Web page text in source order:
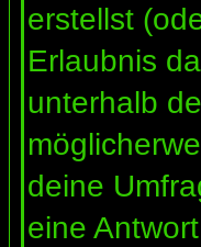
erstellst
Erlaubnis
unterhalb
deine
eine